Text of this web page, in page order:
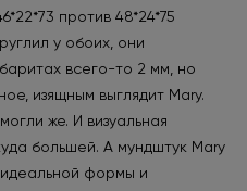
против 48*24*75
у обоих, они
всего-то 2 мм, но
изящным выглядит Mary.
же. И визуальная
большей. А мундштук Mary
идеальной формы и